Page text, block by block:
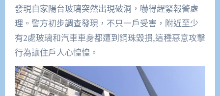
發現自家陽台玻璃突然出現破洞，嚇得趕緊報警處
理。警方初步調查發現，不只一戶受害，附近至少
有2處玻璃和汽車車身都遭到鋼珠毀損,這種惡意攻擊
行為讓住戶人心惶惶。